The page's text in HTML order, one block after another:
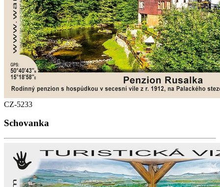
CZ-5233
Schovanka